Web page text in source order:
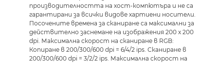
производителността на хост-компютъра и не са
гарантирани за всички видове хартиени носители.
Посочените времена за сканиране са максимални за
действително заснемане на изображения 200 x 200
dpi. Максимална скорост на сканиране в RGB:
Копиране в 200/300/600 dpi = 6/4/2 ips. Сканиране в
200/300/600 dpi = 3/2/2 ips. Максимална скорост на